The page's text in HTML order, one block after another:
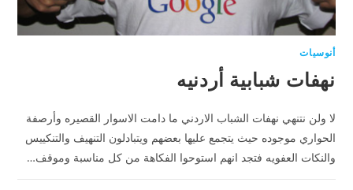
أنوسيات
نهفات شبابية أردنيه
لا ولن نتنهي نهفات الشباب الاردني ما دامت الاسوار القصيره وأرصفة
الحواري موجوده حيث يتجمع عليها بعضهم ويتبادلون التنهيف والتنكييس
والنكات العفويه فتجد انهم استوحوا الفكاهة من كل مناسبة وموقف…